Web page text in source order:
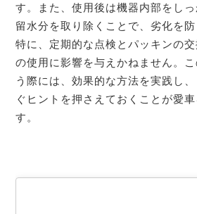
す。また、使用後は機器内部をし
留水分を取り除くことで、劣化を防
特に、定期的な点検とパッキンの
の使用に影響を与えかねません。
う際には、効果的な方法を実践し
ぐヒントを押さえておくことが愛
す。